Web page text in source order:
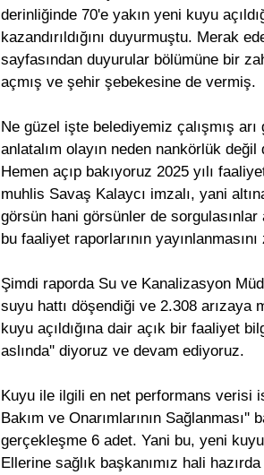
derinliğinde 70'e yakın yeni kuyu
kazandırıldığını duyurmuştu. Merak
sayfasından duyurular bölümüne bir
açmış ve şehir şebekesine de vermiş.
Ne güzel işte belediyemiz çalışmış
anlatalım olayın neden nankörlük
Hemen açıp bakıyoruz 2025 yılı
muhlis Savaş Kalaycı imzalı, yani
görsün hani görsünler de sorgulasınlar
bu faaliyet raporlarının
Şimdi raporda Su ve Kanalizasyon
suyu hattı döşendiği ve 2.308 arızaya
kuyu açıldığına dair açık bir faaliyet
aslında'' diyoruz ve devam ediyoruz.
Kuyu ile ilgili en net performans verisi
Bakım ve Onarımlarının Sağlanması''
gerçekleşme 6 adet. Yani bu, yeni
Ellerine sağlık başkanımız hali